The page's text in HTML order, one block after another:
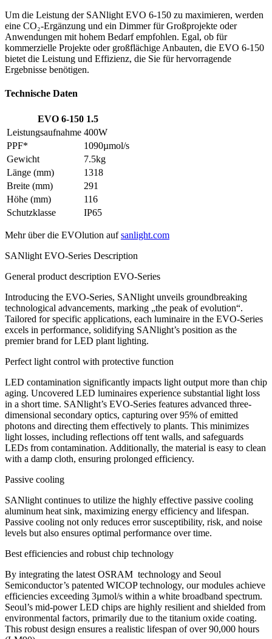
Um die Leistung der SANlight EVO 6-150 zu maximieren, werden
eine CO₂-Ergänzung und ein Dimmer für Großprojekte oder
Anwendungen mit hohem Bedarf empfohlen. Egal, ob für
kommerzielle Projekte oder großflächige Anbauten, die EVO 6-150
bietet die Leistung und Effizienz, die Sie für hervorragende
Ergebnisse benötigen.
Technische Daten
EVO 6-150 1.5
Leistungsaufnahme 400W
PPF*
1090µmol/s
Gewicht
7.5kg
Länge (mm)
1318
Breite (mm)
291
Höhe (mm)
116
Schutzklasse
IP65
Mehr über die EVOlution aufsanlight.com
SANlight EVO-Series Description
General product description EVO-Series
Introducing the EVO-Series, SANlight unveils groundbreaking
technological advancements, marking „the peak of evolution“.
Tailored for specific applications, each luminaire in the EVO-Series
excels in performance, solidifying SANlight’s position as the
premier brand for LED plant lighting.
Perfect light control with protective function
LED contamination significantly impacts light output more than chip
aging. Uncovered LED luminaires experience substantial light loss
in a short time. SANlight’s EVO-Series features advanced three-
dimensional secondary optics, capturing over 95% of emitted
photons and directing them effectively to plants. This minimizes
light losses, including reflections off tent walls, and safeguards
LEDs from contamination. Additionally, the material is easy to clean
with a damp cloth, ensuring prolonged efficiency.
Passive cooling
SANlight continues to utilize the highly effective passive cooling
aluminum heat sink, maximizing energy efficiency and lifespan.
Passive cooling not only reduces error susceptibility, risk, and noise
levels but also ensures optimal performance over time.
Best efficiencies and robust chip technology
By integrating the latest OSRAM technology and Seoul
Semiconductor’s patented WICOP technology, our modules achieve
efficiencies exceeding 3µmol/s within a white broadband spectrum.
Seoul’s mid-power LED chips are highly resilient and shielded from
environmental factors, primarily due to the titanium oxide coating.
This robust design ensures a realistic lifespan of over90,000 hours